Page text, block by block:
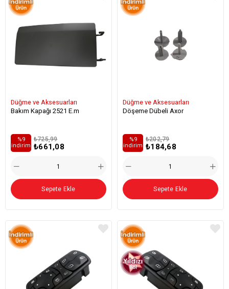
Düğme ve Aksesuarları
Bakım Kapağı 2521 E.m
₺661,08
₺725,99
%9
i̇ndirim
Sepete Ekle
Düğme ve Aksesuarları
Döşeme Dübeli Axor
₺184,68
₺202,79
%9
i̇ndirim
Sepete Ekle